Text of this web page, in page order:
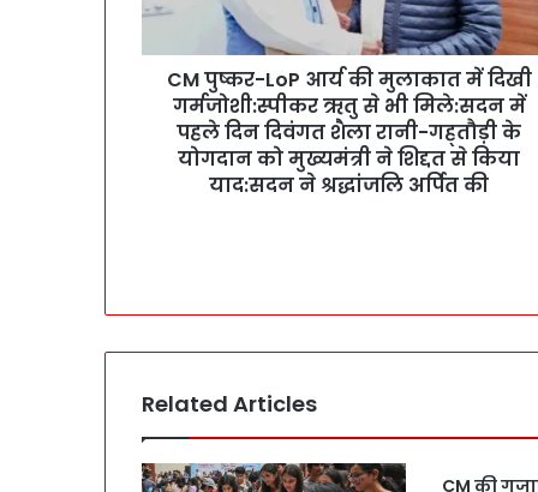
P
र्म
शी
क
CM पुष्कर-LoP आर्य की मुलाकात में दिखी
गर्मजोशी:स्पीकर ऋतु से भी मिले:सदन में
पहले दिन दिवंगत शैला रानी-गह्तौड़ी के
योगदान को मुख्यमंत्री ने शिद्दत से किया
याद:सदन ने श्रद्धांजलि अर्पित की
Related Articles
CM की